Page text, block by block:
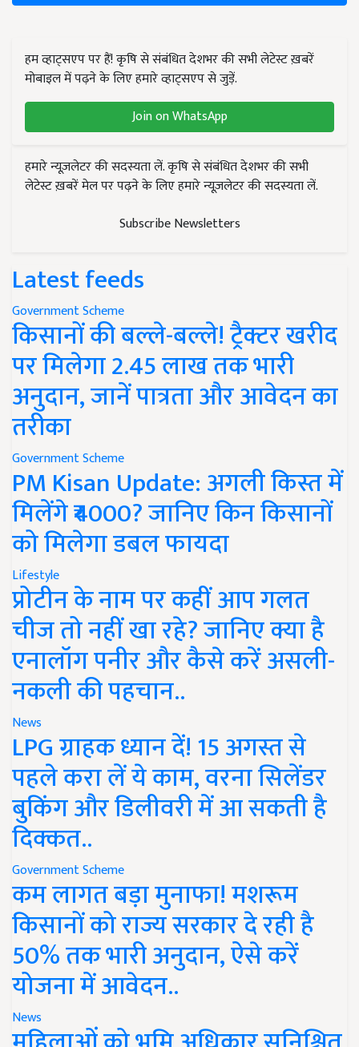
हम व्हाट्सएप पर हैं! कृषि से संबंधित देशभर की सभी लेटेस्ट ख़बरें
मोबाइल में पढ़ने के लिए हमारे व्हाट्सएप से जुड़ें.
Join on WhatsApp
हमारे न्यूज़लेटर की सदस्यता लें. कृषि से संबंधित देशभर की सभी
लेटेस्ट ख़बरें मेल पर पढ़ने के लिए हमारे न्यूज़लेटर की सदस्यता लें.
Subscribe Newsletters
Latest feeds
Government Scheme
किसानों की बल्ले-बल्ले! ट्रैक्टर खरीद
पर मिलेगा 2.45 लाख तक भारी
अनुदान, जानें पात्रता और आवेदन का
तरीका
Government Scheme
PM Kisan Update: अगली किस्त में
मिलेंगे ₹4000? जानिए किन किसानों
को मिलेगा डबल फायदा
Lifestyle
प्रोटीन के नाम पर कहीं आप गलत
चीज तो नहीं खा रहे? जानिए क्या है
एनालॉग पनीर और कैसे करें असली-
नकली की पहचान..
News
LPG ग्राहक ध्यान दें! 15 अगस्त से
पहले करा लें ये काम, वरना सिलेंडर
बुकिंग और डिलीवरी में आ सकती है
दिक्कत..
Government Scheme
कम लागत बड़ा मुनाफा! मशरूम
किसानों को राज्य सरकार दे रही है
50% तक भारी अनुदान, ऐसे करें
योजना में आवेदन..
News